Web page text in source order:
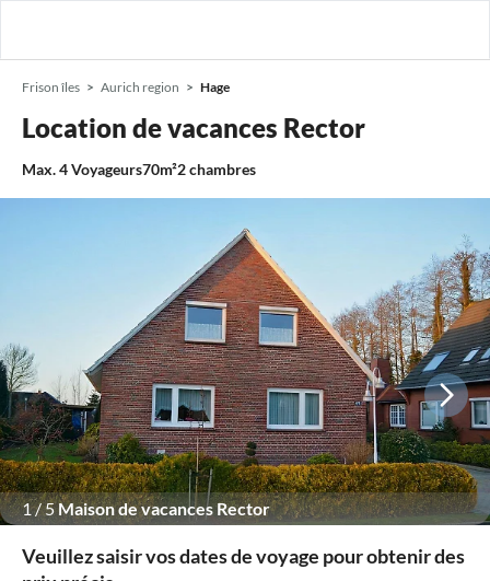
Frison îles Aurich region Hage
Location de vacances Rector
Max.4Voyageurs70m²2chambres
1/5 Maison de vacances Rector
Veuillez saisir vos dates de voyage pour obtenir des